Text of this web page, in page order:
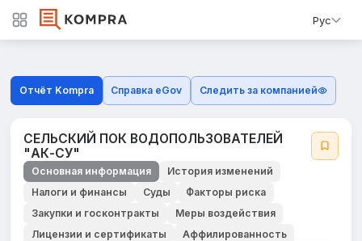
Рус
Отчёт Kompra Справка eGov Следить за компанией
СЕЛЬСКИЙ ПОК ВОДОПОЛЬЗОВАТЕЛЕЙ
"АК-СУ"
Основная информация
История изменений
Налоги и финансы
Суды
Факторы риска
Закупки и госконтракты
Меры воздействия
Лицензии и сертификаты
Аффилированность